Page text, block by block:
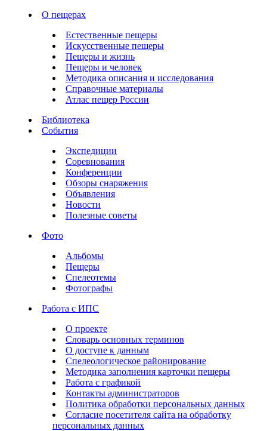
О пещерах
Естественные пещеры
Искусственные пещеры
Пещеры и жизнь
Пещеры и человек
Методика описания и исследования
Справочные материалы
Атлас пещер России
Библиотека
События
Экспедиции
Соревнования
Конференции
Обзоры снаряжения
Объявления
Новости
Полезные советы
Фото
Альбомы
Пещеры
Спелеотемы
Фотографы
Работа с ИПС
О проекте
Словарь основных терминов
О доступе к данным
Спелеологическое районирование
Методика заполнения карточки пещеры
Работа с графикой
Контакты администраторов
Политика обработки персональных данных
Согласие посетителя сайта на обработку
персональных данных